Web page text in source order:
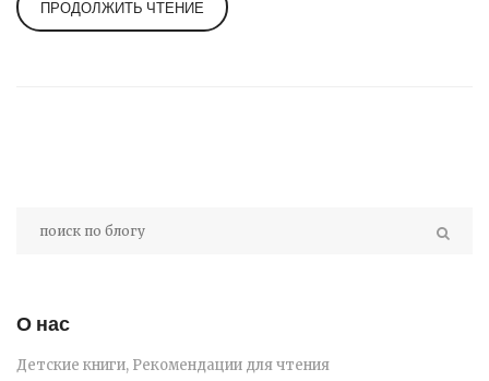
которые могут заинтересовать девочек. Особое
ПРОДОЛЖИТЬ ЧТЕНИЕ
О нас
Детские книги, Рекомендации для чтения